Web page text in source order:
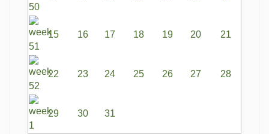
15 16 17 18 19 20 21
22 23 24 25 26 27 28
29 30 31